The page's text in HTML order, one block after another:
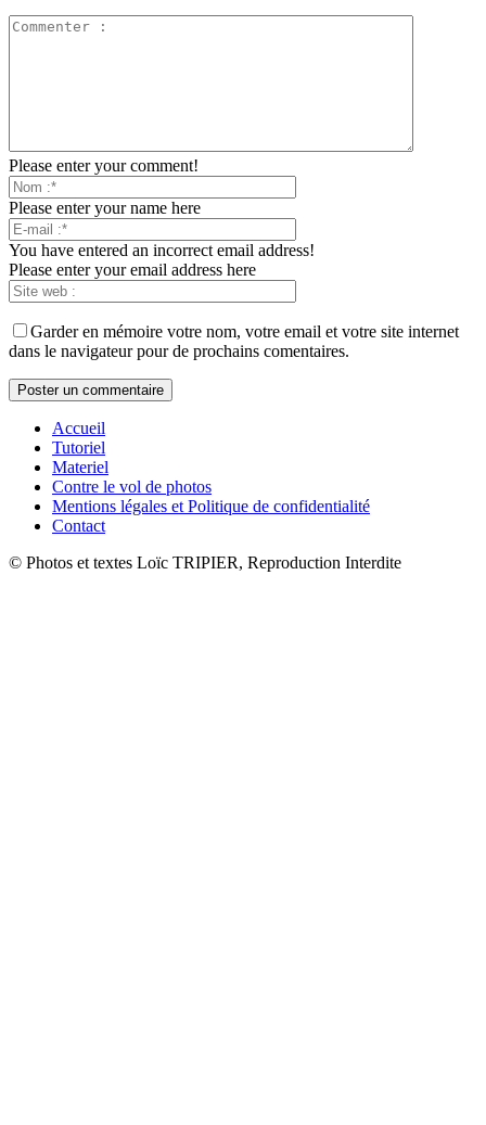
Please enter your comment!
Please enter your name here
You have entered an incorrect email address!
Please enter your email address here
Garder en mémoire votre nom, votre email et votre site internet
dans le navigateur pour de prochains comentaires.
Accueil
Tutoriel
Materiel
Contre le vol de photos
Mentions légales et Politique de confidentialité
Contact
© Photos et textes Loïc TRIPIER, Reproduction Interdite